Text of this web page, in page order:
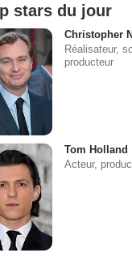
stars du jour
Christopher
Réalisateur,
producteur
Tom Holland
Acteur,